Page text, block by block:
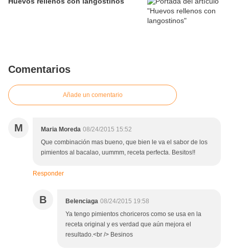
Comentarios
Añade un comentario
M Maria Moreda 08/24/2015 15:52
Que combinación mas bueno, que bien le va el sabor de los
pimientos al bacalao, uummm, receta perfecta. Besitos!!
Responder
B Belenciaga 08/24/2015 19:58
Ya tengo pimientos choriceros como se usa en la
receta original y es verdad que aún mejora el
resultado.<br /> Besinos